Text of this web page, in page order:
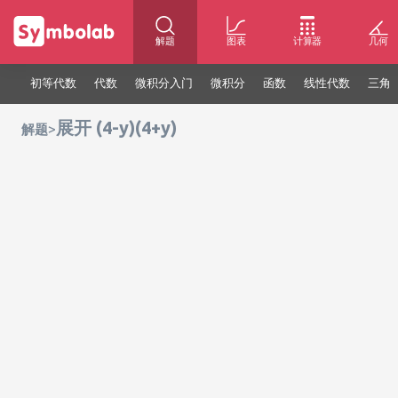
解题 图表 计算器 几何
初等代数 代数 微积分入门 微积分 函数 线性代数 三角
解题>展开 (4-y)(4+y)